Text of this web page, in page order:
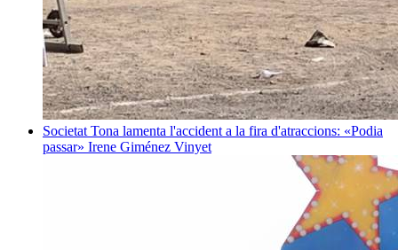
Societat Tona lamenta l'accident a la fira d'atraccions: «Podia
passar» Irene Giménez Vinyet